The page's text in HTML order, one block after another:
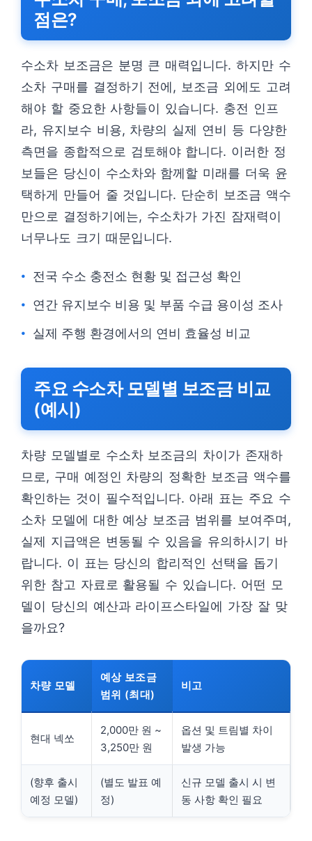
점은?
수소차 보조금은 분명 큰 매력입니다. 하지만 수
소차 구매를 결정하기 전에, 보조금 외에도 고려
해야 할 중요한 사항들이 있습니다. 충전 인프
라, 유지보수 비용, 차량의 실제 연비 등 다양한
측면을 종합적으로 검토해야 합니다. 이러한 정
보들은 당신이 수소차와 함께할 미래를 더욱 윤
택하게 만들어 줄 것입니다. 단순히 보조금 액수
만으로 결정하기에는, 수소차가 가진 잠재력이
너무나도 크기 때문입니다.
전국 수소 충전소 현황 및 접근성 확인
연간 유지보수 비용 및 부품 수급 용이성 조사
실제 주행 환경에서의 연비 효율성 비교
주요 수소차 모델별 보조금 비교
(예시)
차량 모델별로 수소차 보조금의 차이가 존재하
므로, 구매 예정인 차량의 정확한 보조금 액수를
확인하는 것이 필수적입니다. 아래 표는 주요 수
소차 모델에 대한 예상 보조금 범위를 보여주며,
실제 지급액은 변동될 수 있음을 유의하시기 바
랍니다. 이 표는 당신의 합리적인 선택을 돕기
위한 참고 자료로 활용될 수 있습니다. 어떤 모
델이 당신의 예산과 라이프스타일에 가장 잘 맞
을까요?
차량 모델
예상 보조금
범위 (최대)
비고
현대 넥쏘
2,000만 원 ~
3,250만 원
옵션 및 트림별 차이
발생 가능
(향후 출시
예정 모델)
(별도 발표 예
정)
신규 모델 출시 시 변
동 사항 확인 필요